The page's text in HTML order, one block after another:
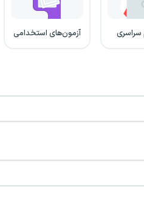
سراسری آزمون‌های استخدامی